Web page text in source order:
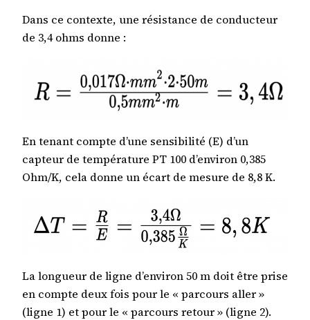
Dans ce contexte, une résistance de conducteur
de 3,4 ohms donne :
En tenant compte d’une sensibilité (E) d’un
capteur de température PT 100 d’environ 0,385
Ohm/K, cela donne un écart de mesure de 8,8 K.
La longueur de ligne d’environ 50 m doit être prise
en compte deux fois pour le « parcours aller »
(ligne 1) et pour le « parcours retour » (ligne 2).